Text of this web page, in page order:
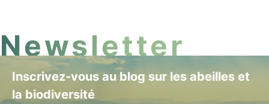
Newsletter
Inscrivez-vous au blog sur les abeilles et
la biodiversité